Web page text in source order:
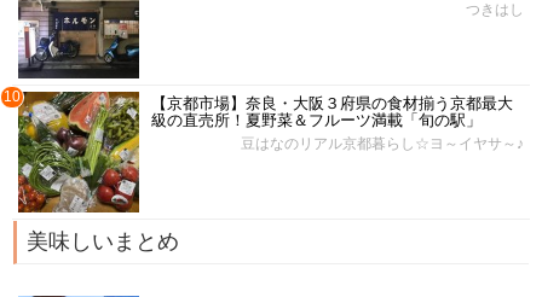
つきはし
10
【京都市場】奈良・大阪３府県の食材揃う京都最大
級の直売所！夏野菜＆フルーツ満載「旬の駅」
豆はなのリアル京都暮らし☆ヨ～イヤサ～♪
美味しいまとめ